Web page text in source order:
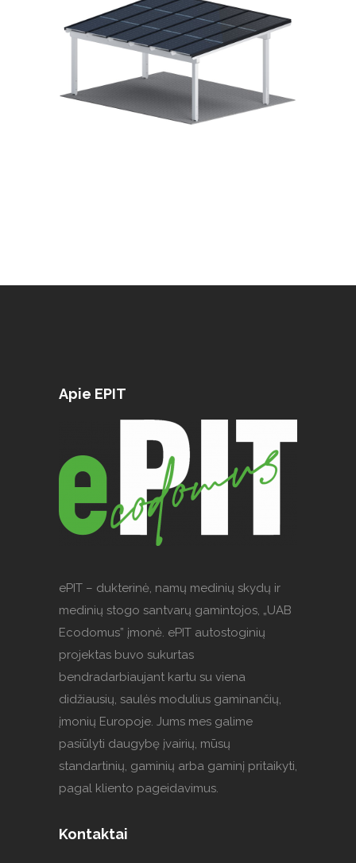
Apie EPIT
ePIT – dukterinė, namų medinių skydų ir
medinių stogo santvarų gamintojos, „UAB
Ecodomus” įmonė. ePIT autostoginių
projektas buvo sukurtas
bendradarbiaujant kartu su viena
didžiausių, saulės modulius gaminančių,
įmonių Europoje. Jums mes galime
pasiūlyti daugybę įvairių, mūsų
standartinių, gaminių arba gaminį pritaikyti,
pagal kliento pageidavimus.
Kontaktai